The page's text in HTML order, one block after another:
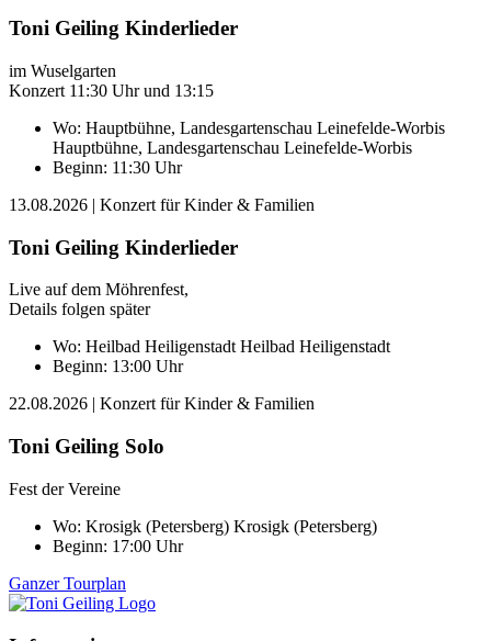
Toni Geiling Kinderlieder
im Wuselgarten
Konzert 11:30 Uhr und 13:15
Wo: Hauptbühne, Landesgartenschau Leinefelde-Worbis
Hauptbühne, Landesgartenschau Leinefelde-Worbis
Beginn: 11:30 Uhr
13.08.2026 | Konzert für Kinder & Familien
Toni Geiling Kinderlieder
Live auf dem Möhrenfest,
Details folgen später
Wo: Heilbad Heiligenstadt Heilbad Heiligenstadt
Beginn: 13:00 Uhr
22.08.2026 | Konzert für Kinder & Familien
Toni Geiling Solo
Fest der Vereine
Wo: Krosigk (Petersberg) Krosigk (Petersberg)
Beginn: 17:00 Uhr
Ganzer Tourplan